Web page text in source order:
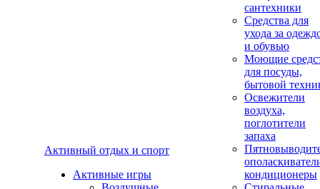
Активный отдых и спорт
Активные игры
сантехники
Средства для
ухода за
и обувью
Моющие
для посуды,
бытовой
Освежители
воздуха,
поглотители
запаха
кондиционеры